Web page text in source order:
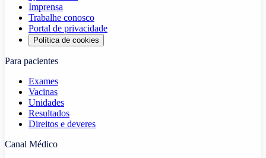
Imprensa
Trabalhe conosco
Portal de privacidade
Política de cookies
Para pacientes
Exames
Vacinas
Unidades
Resultados
Direitos e deveres
Canal Médico